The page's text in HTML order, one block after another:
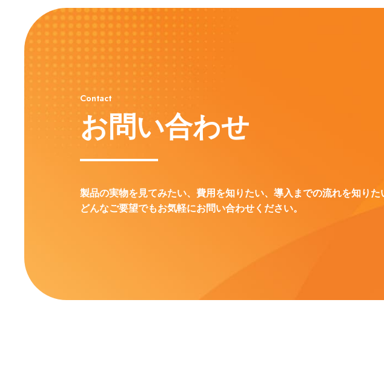
Contact
お問い合わせ
製品の実物を見てみたい、費用を知りたい、導入までの流れを知りた
どんなご要望でもお気軽にお問い合わせください。